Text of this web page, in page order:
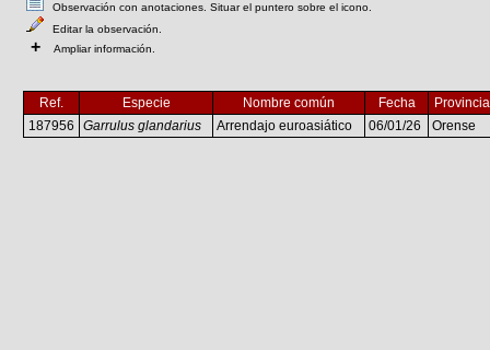
Observación con anotaciones. Situar el puntero sobre el icono.
Editar la observación.
+ Ampliar información.
Ref. Especie Nombre común Fecha
Provincia
187956
Garrulus glandarius Arrendajo euroasiático 06/01/26 Orense